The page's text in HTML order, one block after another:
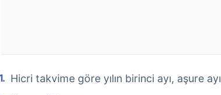
Hicri takvime göre yılın birinci ayı, aşure